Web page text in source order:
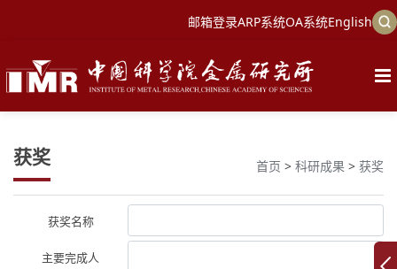
邮箱登录ARP系统OA系统English
获奖 首页 > 科研成果 > 获奖
获奖名称
主要完成人